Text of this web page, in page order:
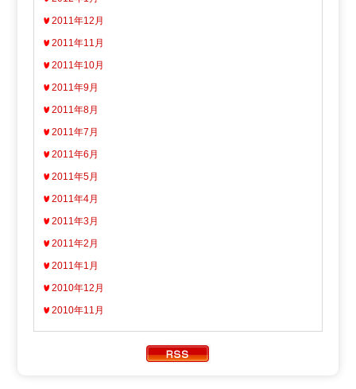
2011年12月
2011年11月
2011年10月
2011年9月
2011年8月
2011年7月
2011年6月
2011年5月
2011年4月
2011年3月
2011年2月
2011年1月
2010年12月
2010年11月